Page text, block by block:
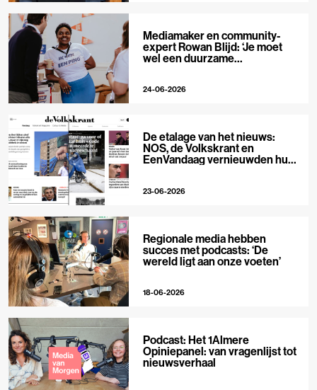
Mediamaker en community-
expert Rowan Blijd: ‘Je moet
wel een duurzame
24-06-2026
De etalage van het nieuws:
NOS, de Volkskrant en
EenVandaag vernieuwden hun
23-06-2026
Regionale media hebben
succes met podcasts: ‘De
wereld ligt aan onze voeten’
18-06-2026
Podcast: Het 1Almere
Opiniepanel: van vragenlijst tot
nieuwsverhaal